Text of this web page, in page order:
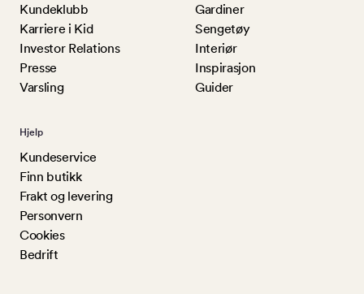
Kundeklubb
Karriere i Kid
Investor Relations
Presse
Varsling
Gardiner
Sengetøy
Interiør
Inspirasjon
Guider
Hjelp
Kundeservice
Finn butikk
Frakt og levering
Personvern
Cookies
Bedrift